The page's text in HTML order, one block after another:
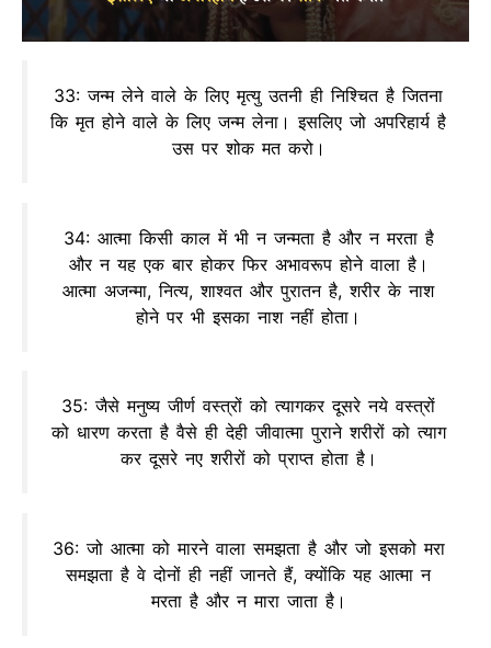
33: जन्म लेने वाले के लिए मृत्यु उतनी ही निश्चित है जितना
कि मृत होने वाले के लिए जन्म लेना। इसलिए जो अपरिहार्य है
उस पर शोक मत करो।
34: आत्मा किसी काल में भी न जन्मता है और न मरता है
और न यह एक बार होकर फिर अभावरूप होने वाला है।
आत्मा अजन्मा, नित्य, शाश्वत और पुरातन है, शरीर के नाश
होने पर भी इसका नाश नहीं होता।
35: जैसे मनुष्य जीर्ण वस्त्रों को त्यागकर दूसरे नये वस्त्रों
को धारण करता है वैसे ही देही जीवात्मा पुराने शरीरों को त्याग
कर दूसरे नए शरीरों को प्राप्त होता है।
36: जो आत्मा को मारने वाला समझता है और जो इसको मरा
समझता है वे दोनों ही नहीं जानते हैं, क्योंकि यह आत्मा न
मरता है और न मारा जाता है।